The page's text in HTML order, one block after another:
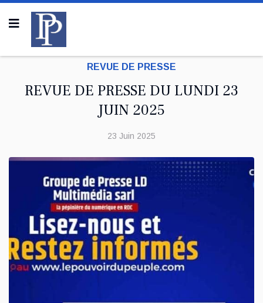
REVUE DE PRESSE
REVUE DE PRESSE DU LUNDI 23
JUIN 2025
23 Juin 2025